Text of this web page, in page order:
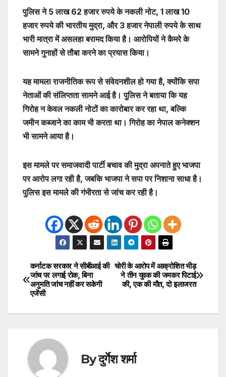
पुलिस ने 5 लाख 62 हजार रुपये के नकली नोट, 1 लाख 10
हजार रुपये की भारतीय मुद्रा, और 3 हजार नेपाली रुपये के साथ
भारी मात्रा में असलहा बरामद किया है। आरोपियों ने कैमरे के
सामने गुनाहों से तौबा करने का प्रयास किया।
यह मामला राजनीतिक रूप से संवेदनशील हो गया है, क्योंकि सपा
नेताओं की संलिप्तता सामने आई है। पुलिस ने बताया कि यह
गिरोह न केवल नकली नोटों का कारोबार कर रहा था, बल्कि
जमीन कब्जाने का काम भी करता था। गिरोह का नेपाल कनेक्शन
भी सामने आया है।
इस मामले पर समाजवादी पार्टी बचाव की मुद्रा अपनाते हुए भाजपा
पर आरोप लगा रही है, जबकि भाजपा ने सपा पर निशाना साधा है।
पुलिस इस मामले की गंभीरता से जांच कर रही है।
Post
navigation
चोरी के आरोप में आक्रोशित भीड़
ने तीन युवक की जमकर पिटाई
की, एक की मौत, दो इलाजरत
कर्नाटक सरकार ने सीबीआई की
जांच पर लगाई रोक, बिना
अनुमति जांच नहीं कर सकेगी
एजेंसी
Byदुर्गेश शर्मा